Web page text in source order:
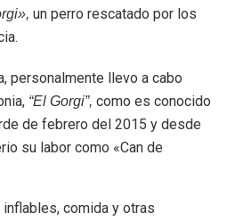
un perro rescatado por los
personalmente llevo a cabo
“El Gorgi”, como es conocido
de febrero del 2015 y desde
su labor como «Can de
inflables, comida y otras